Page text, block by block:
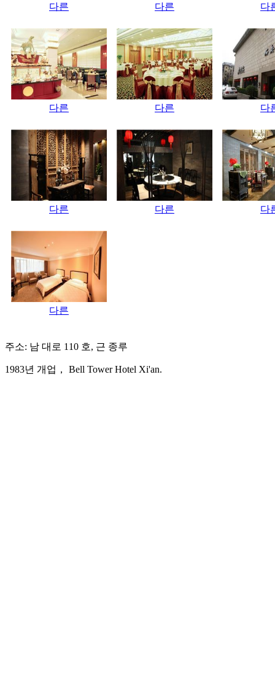
다른 다른 다
다른 다른 다
다른 다른 다
다른
주소: 남 대로 110 호, 근 종루
1983년 개업， Bell Tower Hotel Xi'an.